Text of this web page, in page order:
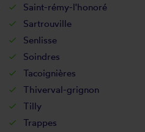
Saint-rémy-l'honoré
Sartrouville
Senlisse
Soindres
Tacoignières
Thiverval-grignon
Tilly
Trappes